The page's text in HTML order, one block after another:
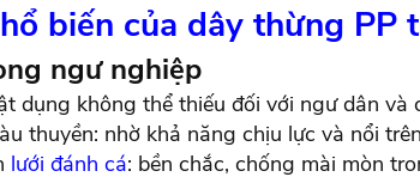
biến của dây thừng PP
ngư nghiệp
dụng không thể thiếu đối với ngư dân và
thuyền: nhờ khả năng chịu lực và nổi
lưới đánh cá: bền chắc, chống mài mòn